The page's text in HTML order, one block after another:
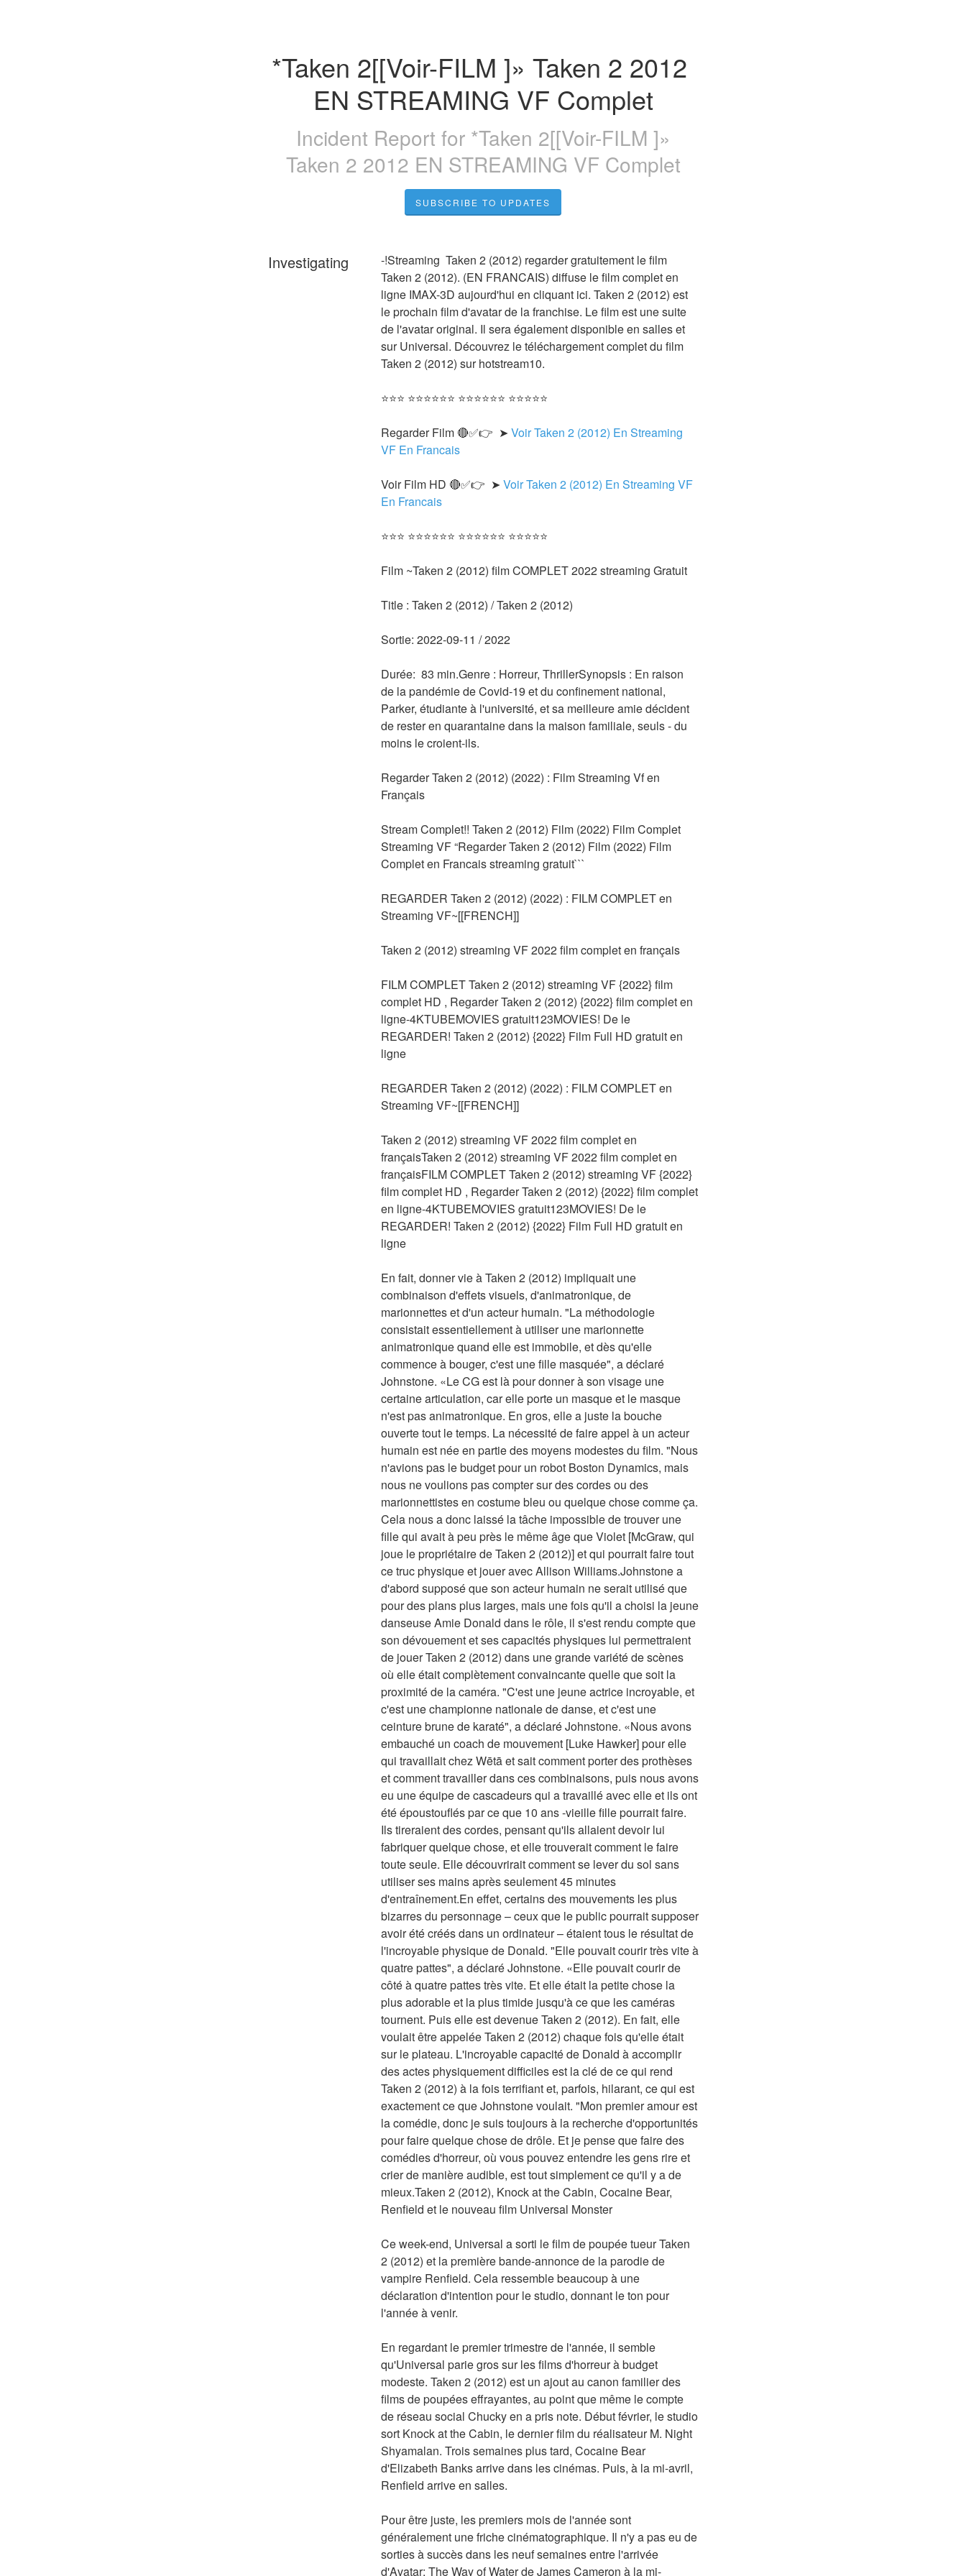
*Taken 2[[Voir-FILM ]» Taken 2 2012
EN STREAMING VF Complet
Incident Report for *Taken 2[[Voir-FILM ]»
Taken 2 2012 EN STREAMING VF Complet
SUBSCRIBE TO UPDATES
Investigating
-!Streaming  Taken 2 (2012) regarder gratuitement le film
Taken 2 (2012). (EN FRANCAIS) diffuse le film complet en
ligne IMAX-3D aujourd'hui en cliquant ici. Taken 2 (2012) est
le prochain film d'avatar de la franchise. Le film est une suite
de l'avatar original. Il sera également disponible en salles et
sur Universal. Découvrez le téléchargement complet du film
Taken 2 (2012) sur hotstream10.
⭐⭐⭐ ⭐⭐⭐⭐⭐⭐ ⭐⭐⭐⭐⭐⭐ ⭐⭐⭐⭐⭐
Regarder Film 🔴✅👉  ➤ Voir Taken 2 (2012) En Streaming
VF En Francais
Voir Film HD 🔴✅👉  ➤ Voir Taken 2 (2012) En Streaming VF
En Francais
⭐⭐⭐ ⭐⭐⭐⭐⭐⭐ ⭐⭐⭐⭐⭐⭐ ⭐⭐⭐⭐⭐
Film ~Taken 2 (2012) film COMPLET 2022 streaming Gratuit
Title : Taken 2 (2012) / Taken 2 (2012)
Sortie: 2022-09-11 / 2022
Durée:  83 min.Genre : Horreur, ThrillerSynopsis : En raison
de la pandémie de Covid-19 et du confinement national,
Parker, étudiante à l'université, et sa meilleure amie décident
de rester en quarantaine dans la maison familiale, seuls - du
moins le croient-ils.
Regarder Taken 2 (2012) (2022) : Film Streaming Vf en
Français
Stream Complet!! Taken 2 (2012) Film (2022) Film Complet
Streaming VF “Regarder Taken 2 (2012) Film (2022) Film
Complet en Francais streaming gratuit```
REGARDER Taken 2 (2012) (2022) : FILM COMPLET en
Streaming VF~[[FRENCH]]
Taken 2 (2012) streaming VF 2022 film complet en français
FILM COMPLET Taken 2 (2012) streaming VF {2022} film
complet HD , Regarder Taken 2 (2012) {2022} film complet en
ligne-4KTUBEMOVIES gratuit123MOVIES! De le
REGARDER! Taken 2 (2012) {2022} Film Full HD gratuit en
ligne
REGARDER Taken 2 (2012) (2022) : FILM COMPLET en
Streaming VF~[[FRENCH]]
Taken 2 (2012) streaming VF 2022 film complet en
françaisTaken 2 (2012) streaming VF 2022 film complet en
françaisFILM COMPLET Taken 2 (2012) streaming VF {2022}
film complet HD , Regarder Taken 2 (2012) {2022} film complet
en ligne-4KTUBEMOVIES gratuit123MOVIES! De le
REGARDER! Taken 2 (2012) {2022} Film Full HD gratuit en
ligne
En fait, donner vie à Taken 2 (2012) impliquait une
combinaison d'effets visuels, d'animatronique, de
marionnettes et d'un acteur humain. "La méthodologie
consistait essentiellement à utiliser une marionnette
animatronique quand elle est immobile, et dès qu'elle
commence à bouger, c'est une fille masquée", a déclaré
Johnstone. «Le CG est là pour donner à son visage une
certaine articulation, car elle porte un masque et le masque
n'est pas animatronique. En gros, elle a juste la bouche
ouverte tout le temps. La nécessité de faire appel à un acteur
humain est née en partie des moyens modestes du film. "Nous
n'avions pas le budget pour un robot Boston Dynamics, mais
nous ne voulions pas compter sur des cordes ou des
marionnettistes en costume bleu ou quelque chose comme ça.
Cela nous a donc laissé la tâche impossible de trouver une
fille qui avait à peu près le même âge que Violet [McGraw, qui
joue le propriétaire de Taken 2 (2012)] et qui pourrait faire tout
ce truc physique et jouer avec Allison Williams.Johnstone a
d'abord supposé que son acteur humain ne serait utilisé que
pour des plans plus larges, mais une fois qu'il a choisi la jeune
danseuse Amie Donald dans le rôle, il s'est rendu compte que
son dévouement et ses capacités physiques lui permettraient
de jouer Taken 2 (2012) dans une grande variété de scènes
où elle était complètement convaincante quelle que soit la
proximité de la caméra. "C'est une jeune actrice incroyable, et
c'est une championne nationale de danse, et c'est une
ceinture brune de karaté", a déclaré Johnstone. «Nous avons
embauché un coach de mouvement [Luke Hawker] pour elle
qui travaillait chez Wētā et sait comment porter des prothèses
et comment travailler dans ces combinaisons, puis nous avons
eu une équipe de cascadeurs qui a travaillé avec elle et ils ont
été époustouflés par ce que 10 ans -vieille fille pourrait faire.
Ils tireraient des cordes, pensant qu'ils allaient devoir lui
fabriquer quelque chose, et elle trouverait comment le faire
toute seule. Elle découvrirait comment se lever du sol sans
utiliser ses mains après seulement 45 minutes
d'entraînement.En effet, certains des mouvements les plus
bizarres du personnage – ceux que le public pourrait supposer
avoir été créés dans un ordinateur – étaient tous le résultat de
l'incroyable physique de Donald. "Elle pouvait courir très vite à
quatre pattes", a déclaré Johnstone. «Elle pouvait courir de
côté à quatre pattes très vite. Et elle était la petite chose la
plus adorable et la plus timide jusqu'à ce que les caméras
tournent. Puis elle est devenue Taken 2 (2012). En fait, elle
voulait être appelée Taken 2 (2012) chaque fois qu'elle était
sur le plateau. L'incroyable capacité de Donald à accomplir
des actes physiquement difficiles est la clé de ce qui rend
Taken 2 (2012) à la fois terrifiant et, parfois, hilarant, ce qui est
exactement ce que Johnstone voulait. "Mon premier amour est
la comédie, donc je suis toujours à la recherche d'opportunités
pour faire quelque chose de drôle. Et je pense que faire des
comédies d'horreur, où vous pouvez entendre les gens rire et
crier de manière audible, est tout simplement ce qu'il y a de
mieux.Taken 2 (2012), Knock at the Cabin, Cocaine Bear,
Renfield et le nouveau film Universal Monster
Ce week-end, Universal a sorti le film de poupée tueur Taken
2 (2012) et la première bande-annonce de la parodie de
vampire Renfield. Cela ressemble beaucoup à une
déclaration d'intention pour le studio, donnant le ton pour
l'année à venir.
En regardant le premier trimestre de l'année, il semble
qu'Universal parie gros sur les films d'horreur à budget
modeste. Taken 2 (2012) est un ajout au canon familier des
films de poupées effrayantes, au point que même le compte
de réseau social Chucky en a pris note. Début février, le studio
sort Knock at the Cabin, le dernier film du réalisateur M. Night
Shyamalan. Trois semaines plus tard, Cocaine Bear
d'Elizabeth Banks arrive dans les cinémas. Puis, à la mi-avril,
Renfield arrive en salles.
Pour être juste, les premiers mois de l'année sont
généralement une friche cinématographique. Il n'y a pas eu de
sorties à succès dans les neuf semaines entre l'arrivée
d'Avatar: The Way of Water de James Cameron à la mi-